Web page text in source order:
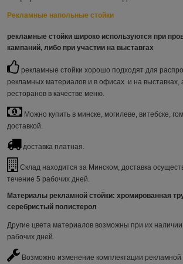
Рекламные напольные стойки
рекламные стойки широко используются при
кампаний, либо при участии на выставrах
рекламные стойки хорошо подходят для
рекламных материалов и в офисах и на выставках,
ресторанов в качестве меню.
Можно купить в минске, могилеве, витебске,
доставкой.
доставка платная.
Склад находится за Минском, доставка
течение 5 рабочих дней.
Материалы рекламной стойки: хромированная
серебристый полистерол
Другие цвета материалов возможны при их наличии
рабочих дней.
Возможно изменение комплектации